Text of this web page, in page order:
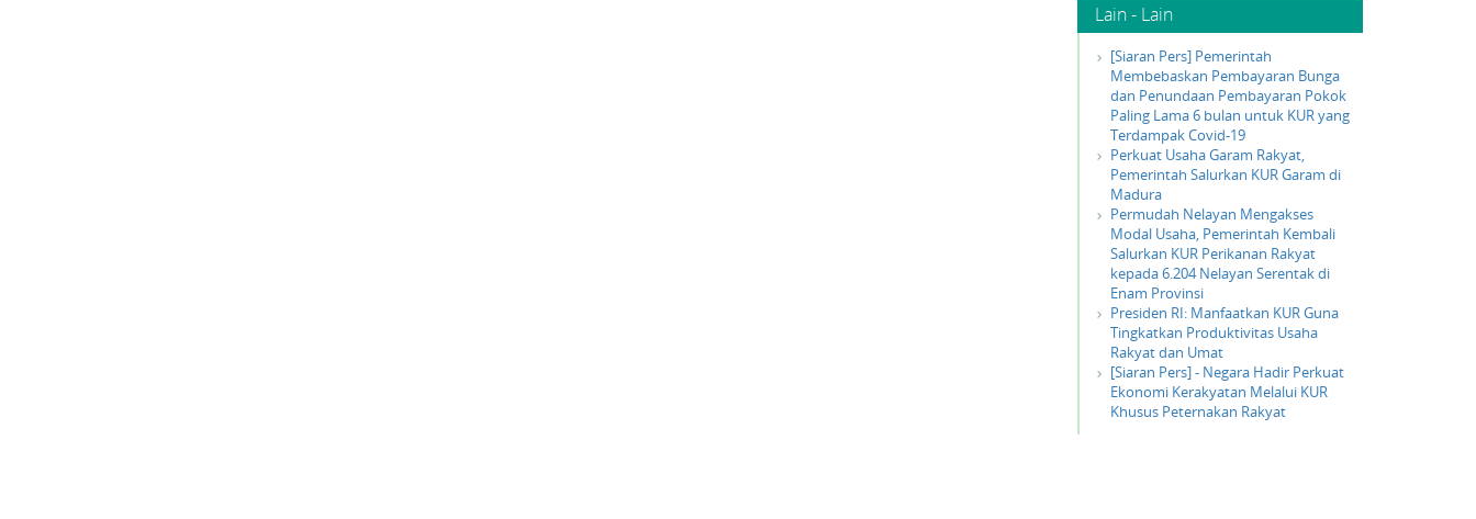
Lain - Lain
[Siaran Pers] Pemerintah
Membebaskan Pembayaran Bunga
dan Penundaan Pembayaran Pokok
Paling Lama 6 bulan untuk KUR yang
Terdampak Covid-19
Perkuat Usaha Garam Rakyat,
Pemerintah Salurkan KUR Garam di
Madura
Permudah Nelayan Mengakses
Modal Usaha, Pemerintah Kembali
Salurkan KUR Perikanan Rakyat
kepada 6.204 Nelayan Serentak di
Enam Provinsi
Presiden RI: Manfaatkan KUR Guna
Tingkatkan Produktivitas Usaha
Rakyat dan Umat
[Siaran Pers] - Negara Hadir Perkuat
Ekonomi Kerakyatan Melalui KUR
Khusus Peternakan Rakyat